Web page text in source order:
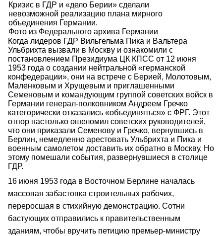
Кризис в ГДР и «дело Берии» сделали
невозможной реализацию плана мирного
объединения Германии.
Фото из Федерального архива Германии
Когда лидеров ГДР Вильгельма Пика и Вальтера
Ульбрихта вызвали в Москву и ознакомили с
постановлением Президиума ЦК КПСС от 12 июня
1953 года о создании нейтральной «германской
конфедерации», они на встрече с Берией, Молотовым,
Маленковым и Хрущевым и приглашенными
Семеновым и командующим группой советских войск в
Германии генерал-полковником Андреем Гречко
категорически отказались «объединяться» с ФРГ. Этот
отпор настолько ошеломил советских руководителей,
что они приказали Семенову и Гречко, вернувшись в
Берлин, немедленно арестовать Ульбрихта и Пика и
военным самолетом доставить их обратно в Москву. Но
этому помешали события, развернувшиеся в столице
ГДР.
16 июня 1953 года в Восточном Берлине началась
массовая забастовка строительных рабочих,
переросшая в стихийную демонстрацию. Сотни
бастующих отправились к правительственным
зданиям, чтобы вручить петицию премьер-министру